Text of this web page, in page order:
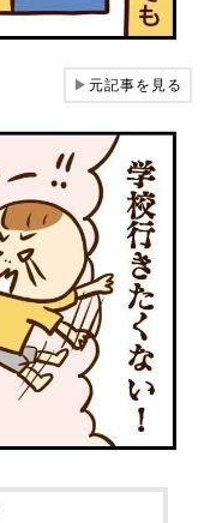
▶元記事を見る